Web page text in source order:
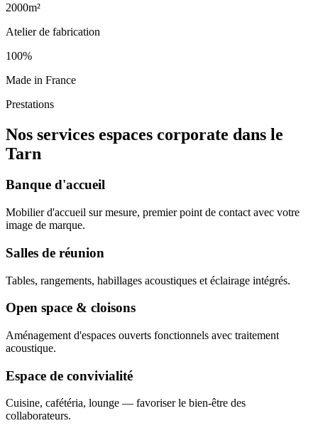
2000m²
Atelier de fabrication
100%
Made in France
Prestations
Nos services espaces corporate dans le
Tarn
Banque d'accueil
Mobilier d'accueil sur mesure, premier point de contact avec votre
image de marque.
Salles de réunion
Tables, rangements, habillages acoustiques et éclairage intégrés.
Open space & cloisons
Aménagement d'espaces ouverts fonctionnels avec traitement
acoustique.
Espace de convivialité
Cuisine, cafétéria, lounge — favoriser le bien-être des
collaborateurs.